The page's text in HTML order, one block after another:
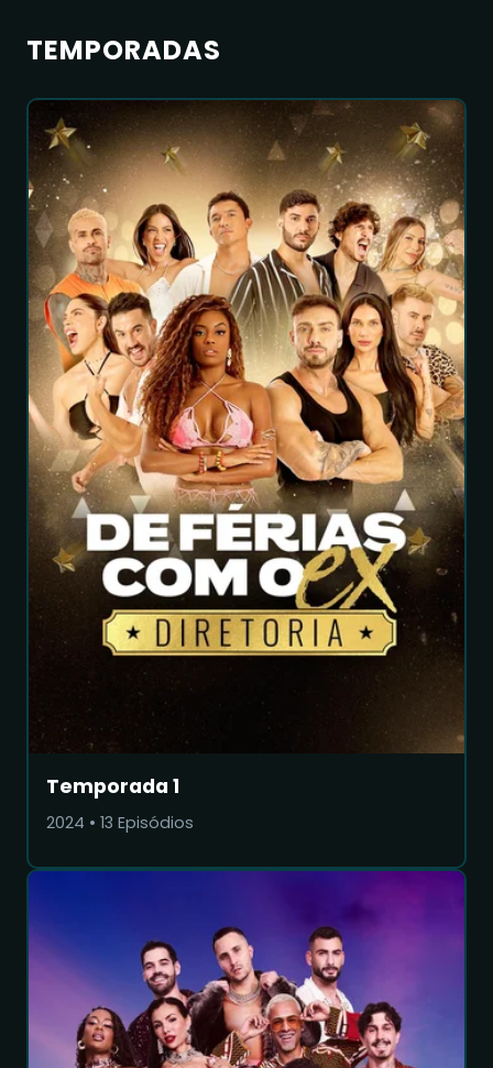
TEMPORADAS
Temporada 1
2024 • 13 Episódios